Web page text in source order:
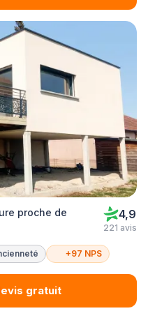
proche de
4,9
221 avis
+97 NPS
gratuit